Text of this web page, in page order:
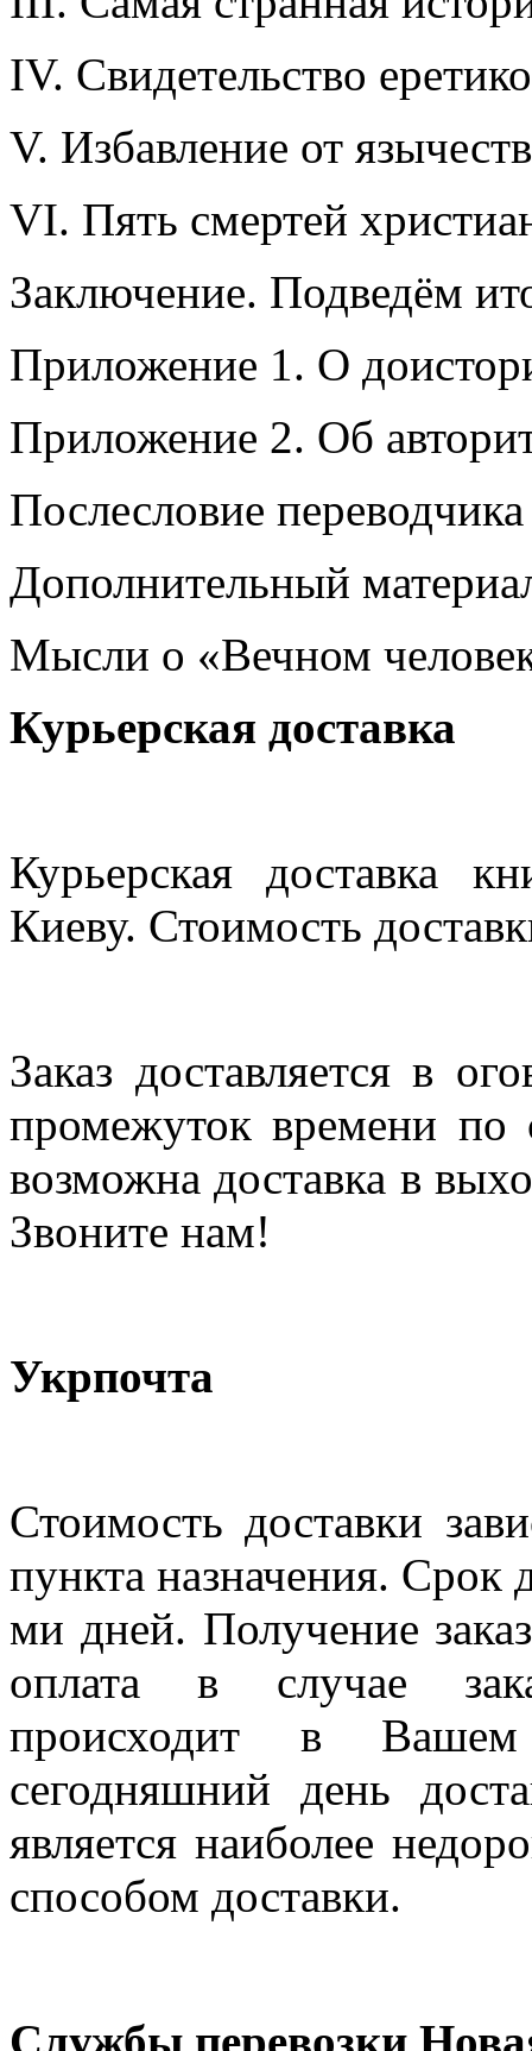
IV. Свидетельство
V. Избавление от
VI. Пять смертей
Заключение. Подведём
Приложение 1. О
Приложение 2. Об
Послесловие переводчика
Дополнительный
Мысли о «Вечном
Курьерская доставка
Курьерская доставка
Киеву. Стоимость
Заказ доставляется в
промежуток времени по
возможна доставка в
Звоните нам!
Укрпочта
Стоимость доставки
пункта назначения. Срок
ми дней. Получение
оплата в случае
происходит в
сегодняшний день
является наиболее
способом доставки.